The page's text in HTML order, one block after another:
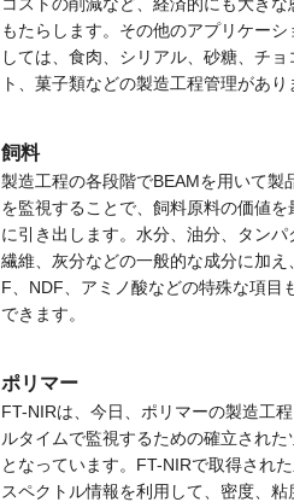
もたらします。その他のアプリケーシ
しては、食肉、シリアル、砂糖、チョ
ト、菓子類などの製造工程管理があり
飼料
製造工程の各段階でBEAMを用いて製
を監視することで、飼料原料の価値を
に引き出します。水分、油分、タンパ
繊維、灰分などの一般的な成分に加え
F、NDF、アミノ酸などの特殊な項目
できます。
ポリマー
FT-NIRは、今日、ポリマーの製造工
ルタイムで監視するための確立された
となっています。FT-NIRで取得され
スペクトル情報を利用して、密度、粘